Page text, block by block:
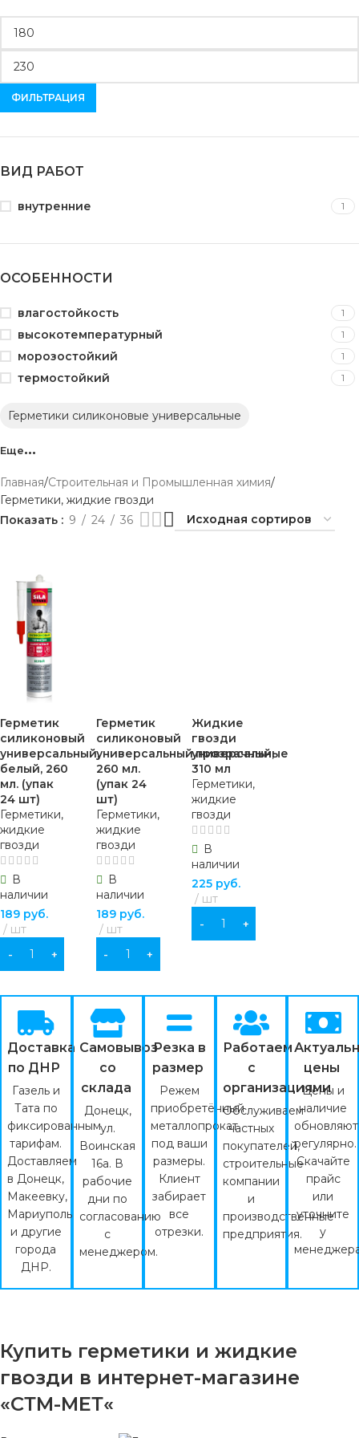
ФИЛЬТРАЦИЯ
ВИД РАБОТ
внутренние 1
ОСОБЕННОСТИ
влагостойкость 1
высокотемпературный 1
морозостойкий 1
термостойкий 1
Герметики силиконовые универсальные
Еще
Главная Строительная и Промышленная химия
Герметики, жидкие гвозди
Показать
9 24 36
Герметик
силиконовый
универсальный,
белый, 260
мл. (упак
24 шт)
Герметики,
жидкие
гвозди
В
наличии
189 руб.
шт
В КОРЗИНУ
Герметик
силиконовый
универсальный,прозрачный,
260 мл.
(упак 24
шт)
Герметики,
жидкие
гвозди
В
наличии
189руб.
шт
В КОРЗИНУ
Жидкие
гвозди
универсальные
310 мл
Герметики,
жидкие
гвозди
В
наличии
225 руб.
шт
В КОРЗИНУ
Доставка
по ДНР
Газель и
Тата по
фиксированным
тарифам.
Доставляем
в Донецк,
Макеевку,
Мариуполь
и другие
города
ДНР.
Самовывоз
со
склада
Донецк,
ул.
Воинская
16а. В
рабочие
дни по
согласованию
с
менеджером.
Резка в
размер
Режем
приобретённый
металлопрокат
под ваши
размеры.
Клиент
забирает
все
отрезки.
Работаем
с
организациями
Обслуживаем
частных
покупателей,
строительные
компании
и
производственные
предприятия.
цены
Цены и
наличие
регулярно.
Скачайте
прайс
или
уточните
у
Купить герметики и жидкие
гвозди в интернет-магазине
«СТМ-МЕТ«